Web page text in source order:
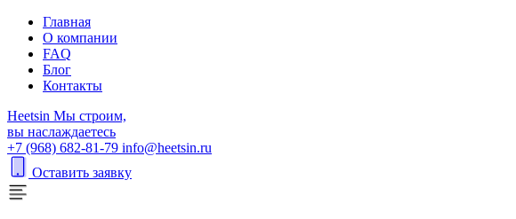
Главная
О компании
FAQ
Блог
Контакты
Heetsin Мы строим,
вы наслаждаетесь
+7 (968) 682-81-79 info@heetsin.ru
Оставить заявку